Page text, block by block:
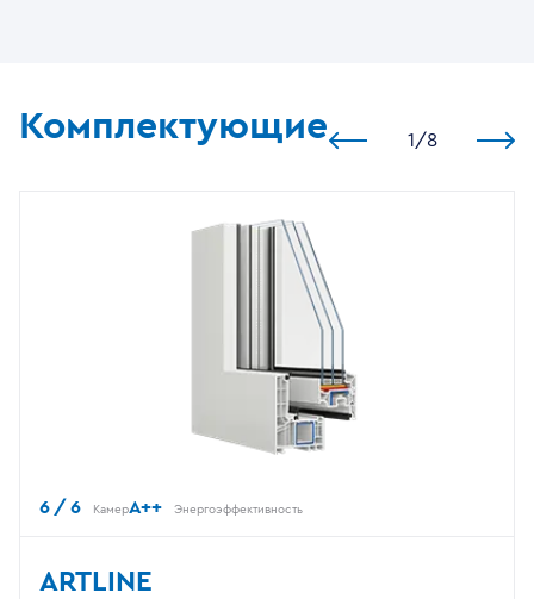
Комплектующие 1 /8
6 / 6 КамерA++ Энергоэффективность
ARTLINE